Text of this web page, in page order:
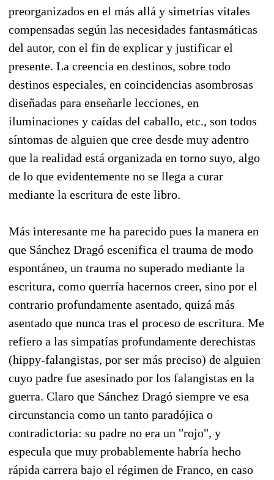
preorganizados en el más allá y simetrías vitales
compensadas según las necesidades fantasmáticas
del autor, con el fin de explicar y justificar el
presente. La creencia en destinos, sobre todo
destinos especiales, en coincidencias asombrosas
diseñadas para enseñarle lecciones, en
iluminaciones y caídas del caballo, etc., son todos
síntomas de alguien que cree desde muy adentro
que la realidad está organizada en torno suyo, algo
de lo que evidentemente no se llega a curar
mediante la escritura de este libro.
Más interesante me ha parecido pues la manera en
que Sánchez Dragó escenifica el trauma de modo
espontáneo, un trauma no superado mediante la
escritura, como querría hacernos creer, sino por el
contrario profundamente asentado, quizá más
asentado que nunca tras el proceso de escritura. Me
refiero a las simpatías profundamente derechistas
(hippy-falangistas, por ser más preciso) de alguien
cuyo padre fue asesinado por los falangistas en la
guerra. Claro que Sánchez Dragó siempre ve esa
circunstancia como un tanto paradójica o
contradictoria: su padre no era un "rojo", y
especula que muy probablemente habría hecho
rápida carrera bajo el régimen de Franco, en caso